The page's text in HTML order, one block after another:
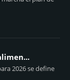
2026 se define